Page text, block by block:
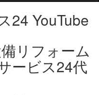
24 YouTube